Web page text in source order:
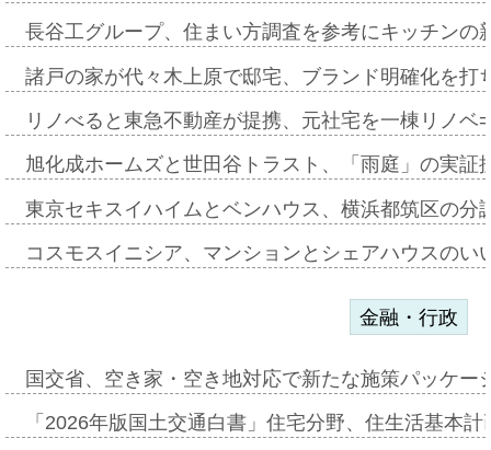
長谷工グループ、住まい方調査を参考にキッチン
諸戸の家が代々木上原で邸宅、ブランド明確化を
リノべると東急不動産が提携、元社宅を一棟リノ
旭化成ホームズと世田谷トラスト、「雨庭」の実
東京セキスイハイムとベンハウス、横浜都筑区の
コスモスイニシア、マンションとシェアハウスの
金融・行政
国交省、空き家・空き地対応で新たな施策パッケ
「2026年版国土交通白書」住宅分野、住生活基本